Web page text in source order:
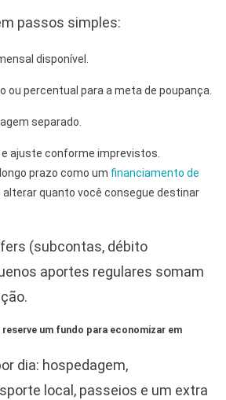
passos simples:
disponível.
ou percentual para a meta de poupança.
separado.
e ajuste conforme imprevistos.
prazo como um financiamento de
alterar quanto você consegue destinar
(subcontas, débito
aportes regulares somam
um fundo para economizar em
dia: hospedagem,
local, passeios e um extra